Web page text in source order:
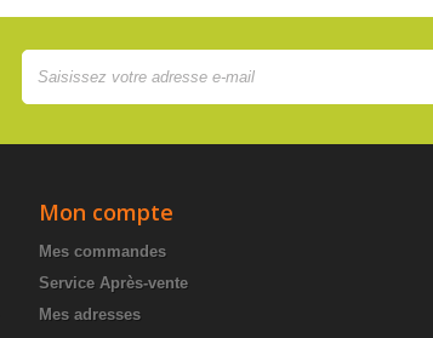
Mon compte
Mes commandes
Service Après-vente
Mes adresses